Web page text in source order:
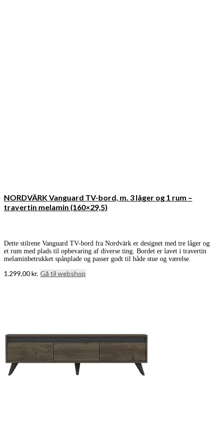
NORDVÄRK Vanguard TV-bord, m. 3 låger og 1 rum –
travertin melamin (160×29,5)
Dette stilrene Vanguard TV-bord fra Nordvärk er designet med tre låger og
et rum med plads til opbevaring af diverse ting. Bordet er lavet i travertin
melaminbetrukket spånplade og passer godt til både stue og værelse.
1.299,00kr. Gå til webshop